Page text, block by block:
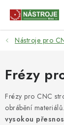
NÁSTROJE
AKCE
BRUSIVO
Nástroje pro
Frézy
Frézy pro CNC
obrábění
vysokou